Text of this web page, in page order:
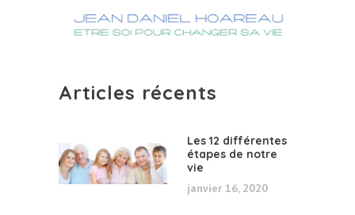
Articles récents
Les 12 différentes
étapes de notre
vie
janvier 16, 2020